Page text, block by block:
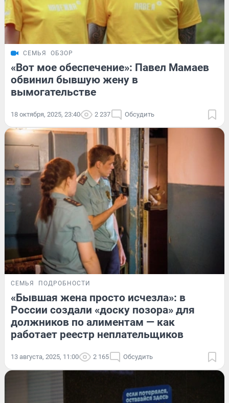
СЕМЬЯ ОБЗОР
«Вот мое обеспечение»: Павел Мамаев
обвинил бывшую жену в
вымогательстве
18 октября, 2025, 23:40 2 237 Обсудить
СЕМЬЯ ПОДРОБНОСТИ
«Бывшая жена просто исчезла»: в
России создали «доску позора» для
должников по алиментам — как
работает реестр неплательщиков
13 августа, 2025, 11:00 2 165 Обсудить